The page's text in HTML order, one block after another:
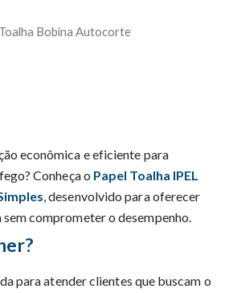
Bobina Autocorte
econômica e eficiente para
Conheça o Papel Toalha IPEL
, desenvolvido para oferecer
comprometer o desempenho.
para atender clientes que buscam o